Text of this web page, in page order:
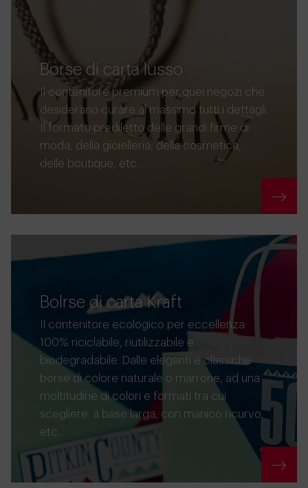
Borse di carta lusso
Il contenitore premium per quei negozi che
desiderano curare al massimo tutti i dettagli.
Il formato prediletto delle grandi firme di
moda, della gioielleria, della cosmetica,
delle boutique, etc.
Bolrse di carta Kraft
Il contenitore ecologico per eccellenza:
100% riciclabile, riutilizzabile e
biodegradabile. Dalle eleganti e classiche
borse di colore naturale o marrone, ad una
moltitudine di colori e formati tra cui
scegliere: a base larga, con manico ricurvo,
etc.